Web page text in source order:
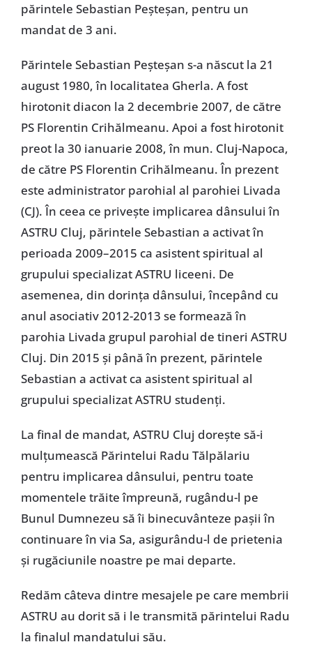
părintele Sebastian Peșteșan, pentru un
mandat de 3 ani.
Părintele Sebastian Peșteșan s-a născut la 21
august 1980, în localitatea Gherla. A fost
hirotonit diacon la 2 decembrie 2007, de către
PS Florentin Crihălmeanu. Apoi a fost hirotonit
preot la 30 ianuarie 2008, în mun. Cluj-Napoca,
de către PS Florentin Crihălmeanu. În prezent
este administrator parohial al parohiei Livada
(CJ). În ceea ce privește implicarea dânsului în
ASTRU Cluj, părintele Sebastian a activat în
perioada 2009–2015 ca asistent spiritual al
grupului specializat ASTRU liceeni. De
asemenea, din dorința dânsului, începând cu
anul asociativ 2012-2013 se formează în
parohia Livada grupul parohial de tineri ASTRU
Cluj. Din 2015 și până în prezent, părintele
Sebastian a activat ca asistent spiritual al
grupului specializat ASTRU studenți.
La final de mandat, ASTRU Cluj dorește să-i
mulțumească Părintelui Radu Tălpălariu
pentru implicarea dânsului, pentru toate
momentele trăite împreună, rugându-l pe
Bunul Dumnezeu să îi binecuvânteze pașii în
continuare în via Sa, asigurându-l de prietenia
și rugăciunile noastre pe mai departe.
Redăm câteva dintre mesajele pe care membrii
ASTRU au dorit să i le transmită părintelui Radu
la finalul mandatului său.